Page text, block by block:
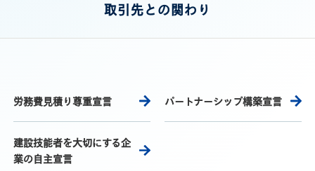
取引先との関わり
労務費見積り尊重宣言 パートナーシップ構築宣言
建設技能者を大切にする企
業の自主宣言